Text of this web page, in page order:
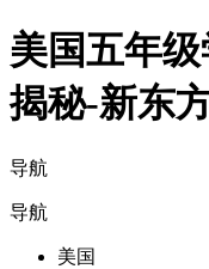
美国五年
揭秘-新东
导航
导航
美国